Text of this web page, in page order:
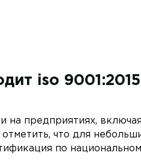
iso 9001:2015
предприятиях,
что для
по